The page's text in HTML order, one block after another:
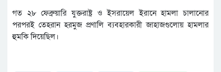
গত ২৮ ফেব্রুয়ারি যুক্তরাষ্ট্র ও ইসরায়েল ইরানে হামলা চালানোর
পরপরই তেহরান হরমুজ প্রণালি ব্যবহারকারী জাহাজগুলোয় হামলার
হুমকি দিয়েছিল।